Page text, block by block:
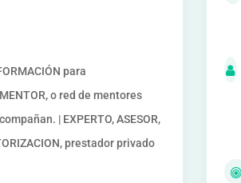
para
o red de mentores
| EXPERTO, ASESOR,
prestador privado